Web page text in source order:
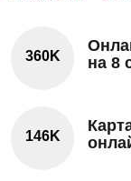
360K
на 8
146K